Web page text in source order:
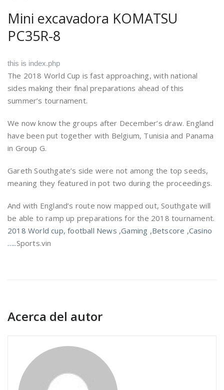
Mini excavadora KOMATSU
PC35R-8
this is index.php
The 2018 World Cup is fast approaching, with national
sides making their final preparations ahead of this
summer’s tournament.
We now know the groups after December’s draw. England
have been put together with Belgium, Tunisia and Panama
in Group G.
Gareth Southgate’s side were not among the top seeds,
meaning they featured in pot two during the proceedings.
And with England’s route now mapped out, Southgate will
be able to ramp up preparations for the 2018 tournament.
2018 World cup, football News ,Gaming ,Betscore ,Casino
…..Sports.vin
Acerca del autor